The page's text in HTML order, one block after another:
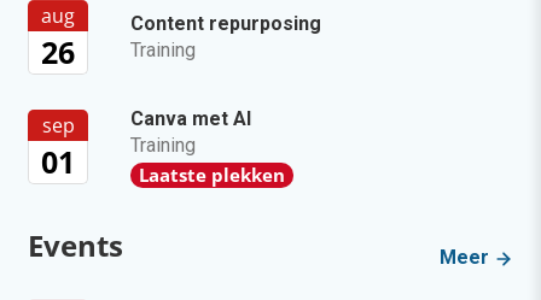
aug
26
Content repurposing
Training
sep
01
Canva met AI
Training
Laatste plekken
Events Meer